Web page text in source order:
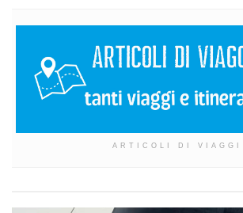
ARTICOLI DI VIAGGI